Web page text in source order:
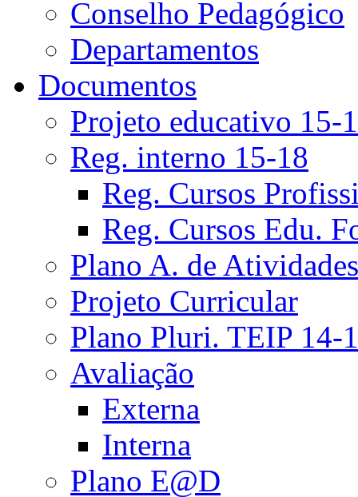
Conselho Pedagógico
Departamentos
Documentos
Projeto educativo 15-
Reg. interno 15-18
Reg. Cursos
Reg. Cursos Edu.
Plano A. de Atividades
Projeto Curricular
Plano Pluri. TEIP 14-
Avaliação
Externa
Interna
Plano E@D